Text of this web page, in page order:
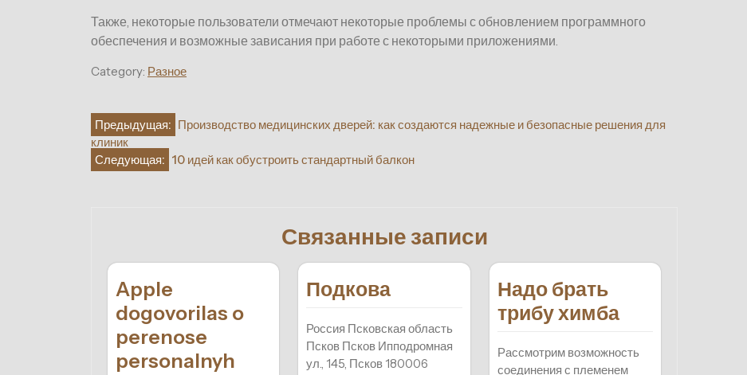
Также, некоторые пользователи отмечают некоторые проблемы с обновлением программного
обеспечения и возможные зависания при работе с некоторыми приложениями.
Category: Разное
Навигация
по
Предыдущая: Производство медицинских дверей: как создаются надежные и безопасные решения для
клиник
Следующая: 10 идей как обустроить стандартный балкон
Связанные записи
Apple
dogovorilas o
perenose
personalnyh
Подкова
Россия Псковская область
Псков Псков Ипподромная
ул., 145, Псков 180006
Надо брать
трибу химба
Рассмотрим возможность
соединения с племенем